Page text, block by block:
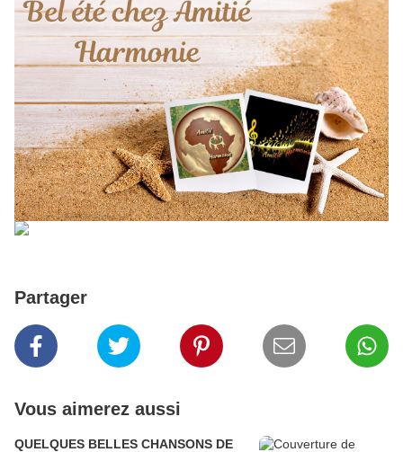
Partager
Vous aimerez aussi
QUELQUES BELLES CHANSONS DE